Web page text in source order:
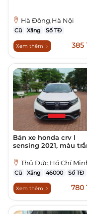
Hà Đông,Hà Nội
Cũ Xăng Số TĐ
Xem thêm 385
Bán xe honda crv l
sensing 2021, màu
Thủ Đức,Hồ Chí
Cũ Xăng 46000 Số TĐ
Xem thêm 780